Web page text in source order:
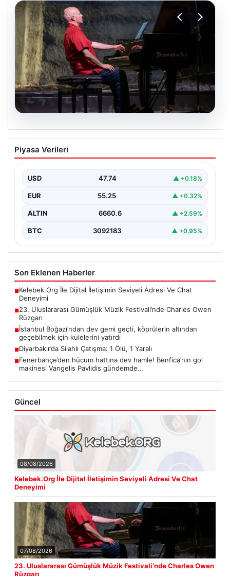
07.08.2026
23. Uluslararası Gümüşlük Müzik
Festivali’nde Charles Owen Rüzgarı
Müzik Festivali, sanatseverleri büyüleyen bir
atmosferde devam ediyor.…
Piyasa Verileri
USD 47.74 ▲ +0.18%
EUR 55.25 ▲ +0.32%
ALTIN 6660.6 ▲ +2.59%
BTC 3092183 ▲ +0.95%
Son Eklenen Haberler
■Kelebek.Org İle Dijital İletişimin Seviyeli Adresi Ve Chat
Deneyimi
■23. Uluslararası Gümüşlük Müzik Festivali’nde Charles Owen
Rüzgarı
■İstanbul Boğazı’ndan dev gemi geçti, köprülerin altından
geçebilmek için kulelerini yatırdı
■Diyarbakır’da Silahlı Çatışma: 1 Ölü, 1 Yaralı
■Fenerbahçe’den hücum hattına dev hamle! Benfica’nın gol
makinesi Vangelis Pavlidis gündemde…
Güncel
08/08/2026
Kelebek.Org İle Dijital İletişimin Seviyeli Adresi Ve Chat
Deneyimi
07/08/2026
23. Uluslararası Gümüşlük Müzik Festivali’nde Charles Owen
Rüzgarı